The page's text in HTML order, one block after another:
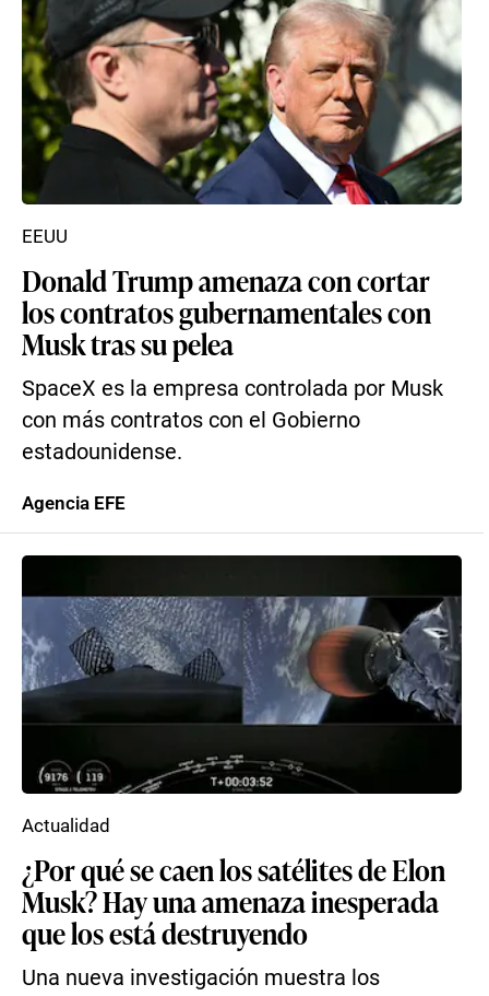
Donald Trump amenaza con cortar
los contratos gubernamentales con
Musk tras su pelea
SpaceX es la empresa controlada por Musk
con más contratos con el Gobierno
estadounidense.
EEUU
Agencia EFE
¿Por qué se caen los satélites de Elon
Musk? Hay una amenaza inesperada
que los está destruyendo
Una nueva investigación muestra los
Actualidad